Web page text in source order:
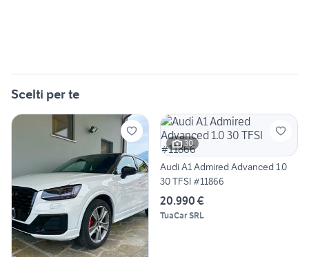
Scelti per te
30
Audi A1 Admired Advanced 1.0
30 TFSI #11866
20.990 €
TuaCar SRL